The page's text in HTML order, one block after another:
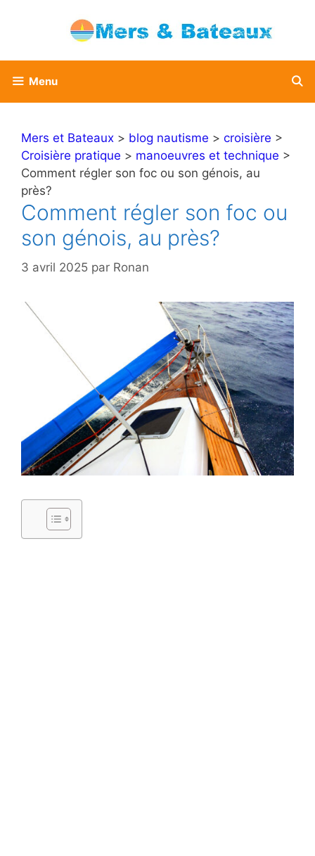
Menu
Mers et Bateaux > blog nautisme > croisière >
Croisière pratique > manoeuvres et technique >
Comment régler son foc ou son génois, au
près?
Comment régler son foc ou
son génois, au près?
3 avril 2025 par Ronan